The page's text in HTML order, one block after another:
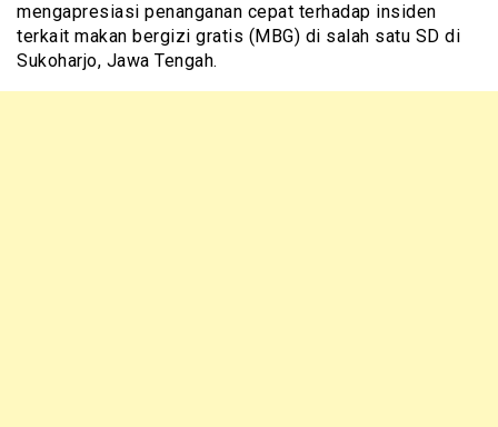
mengapresiasi penanganan cepat terhadap insiden
terkait makan bergizi gratis (MBG) di salah satu SD di
Sukoharjo, Jawa Tengah.